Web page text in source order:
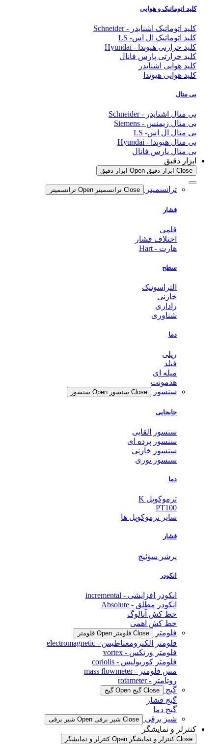
کلید اتوماتیک و هوایی
کلید اتوماتیک اشنایدر - Schneider
کلید اتوماتیک ال اس- LS
کلید حرارتی هیوندا - Hyundai
کلید حرارتی پارس فانال
کلید هوایی اشنایدر
کلید هوایی هیوندا
بی متال
بی متال اشنایدر - Schneider
بی متال زیمنس - Siemens
بی متال ال اس- LS
بی متال هیوندا - Hyundai
بی متال پارس فانال
ابزار دقیق
Close ابزار دقیق Open ابزار دقیق
ترانسمیتر Close ترانسمیتر Open ترانسمیتر
فشار
قلمی
اختلاف فشار
هارت - Hart
سطح
التراسونیک
خازنی
راداری
شناوری
دما
ریلی
فیلد
میله ای
هدمونت
سنسور
Close سنسور Open سنسور
جابجایی
سنسور القایی
سنسور پرده ای
سنسور خازنی
سنسور نوری
دما
ترموکوپل K
PT100
سایر ترموکوپل ها
فشار
پرشر سوئیچ
انکودر
انکودر افزایشی - incremental
انکودر مطلق - Absolute
خط کش آنالوگ
خط کش اهمی
فلومتر
Close فلومتر Open فلومتر
فلومتر الکترومغناطیس - electromagnetic
فلومتر ورتکس - vortex
فلومتر کوریولیس - coriolis
مس فلومتر - mass flowmeter
روتامتر - rotameter
گیج
Close گیج Open گیج
گیج فشار
گیج دما
شیر برقی
Close شیر برقی Open شیر برقی
کنترلر و نمایشگر
Close کنترلر و نمایشگر Open کنترلر و نمایشگر